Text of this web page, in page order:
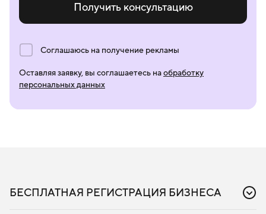
Получить консультацию
Соглашаюсь на получение рекламы
Оставляя заявку, вы соглашаетесь наобработку
персональных данных
БЕСПЛАТНАЯ РЕГИСТРАЦИЯ БИЗНЕСА